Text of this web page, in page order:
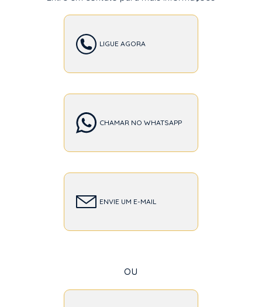
LIGUE AGORA
CHAMAR NO WHATSAPP
ENVIE UM E-MAIL
ou